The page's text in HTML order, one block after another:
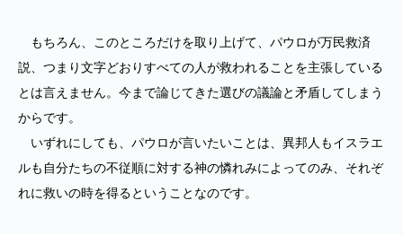
もちろん、このところだけを取り上げて、パウロが万民救済
説、つまり文字どおりすべての人が救われることを主張している
とは言えません。今まで論じてきた選びの議論と矛盾してしまう
からです。
いずれにしても、パウロが言いたいことは、異邦人もイスラエ
ルも自分たちの不従順に対する神の憐れみによってのみ、それぞ
れに救いの時を得るということなのです。